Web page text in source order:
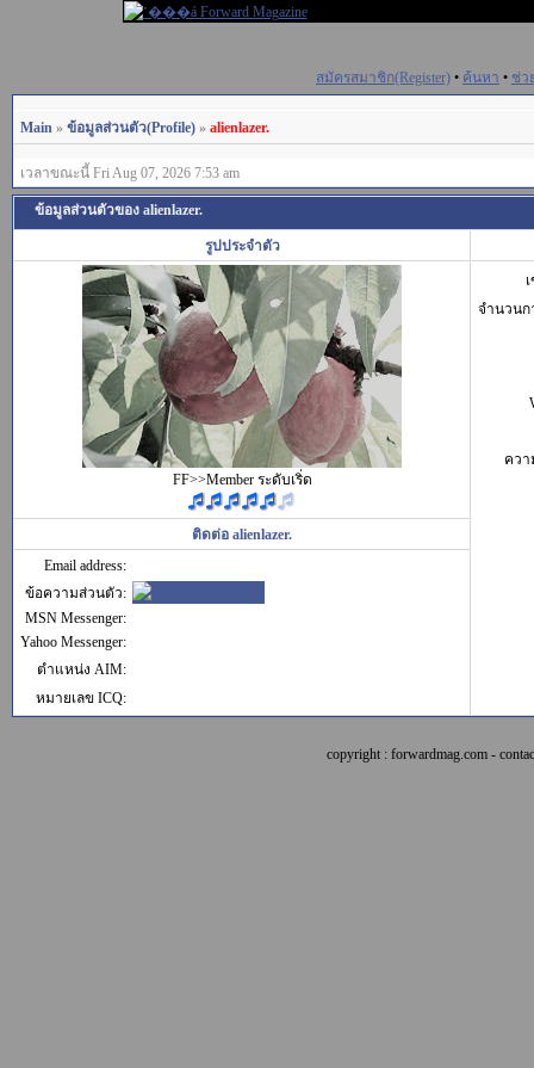
สมัครสมาชิก(Register) • ค้นหา • ช่ว
Main » ข้อมูลส่วนตัว(Profile) » alienlazer.
เวลาขณะนี้ Fri Aug 07, 2026 7:53 am
ข้อมูลส่วนตัวของ alienlazer.
รูปประจำตัว
FF>>Member ระดับเริ่ด
จำนวน
คว
ติดต่อ alienlazer.
Email address:
ข้อความส่วนตัว:
MSN Messenger:
Yahoo Messenger:
ตำแหน่ง AIM:
หมายเลข ICQ:
copyright : forwardmag.com -